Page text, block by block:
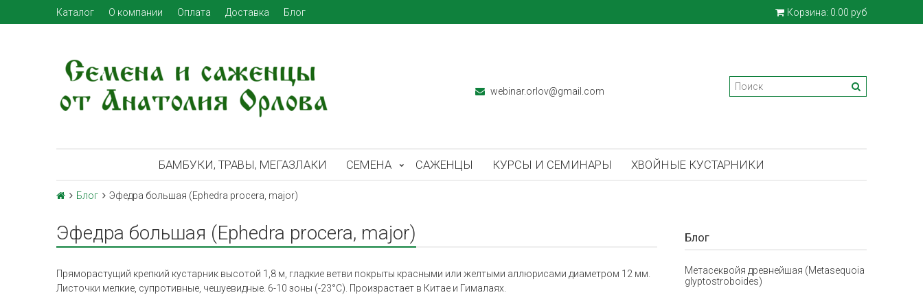
Каталог О компании Оплата Доставка Блог Корзина: 0.00 руб
webinar.orlov@gmail.com
БАМБУКИ, ТРАВЫ, МЕГАЗЛАКИ СЕМЕНА САЖЕНЦЫ КУРСЫ И СЕМИНАРЫ ХВОЙНЫЕ КУСТАРНИКИ
Блог Эфедра большая (Ephedra procera, major)
Эфедра большая (Ephedra procera, major)
Пряморастущий крепкий кустарник высотой 1,8 м, гладкие ветви покрыты красными или желтыми аллюрисами диаметром 12 мм.
Листочки мелкие, супротивные, чешуевидные. 6-10 зоны (-23°С). Произрастает в Китае и Гималаях.
Блог
Метасеквойя древнейшая (Metasequoia
glyptostroboides)